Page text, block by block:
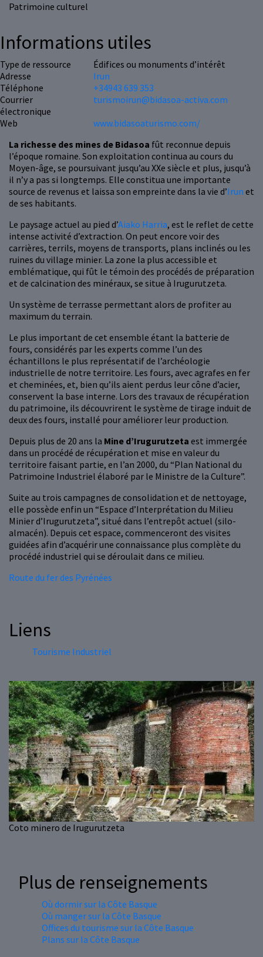
Patrimoine culturel
La richesse des mines de Bidasoa fût reconnue depuis
l’époque romaine. Son exploitation continua au cours du
Moyen-âge, se poursuivant jusqu’au XXe siècle et plus, jusqu’à
il n’y a pas si longtemps. Elle constitua une importante
source de revenus et laissa son empreinte dans la vie d’Irun et
de ses habitants.
Le paysage actuel au pied d’Aiako Harria, est le reflet de cette
intense activité d’extraction. On peut encore voir des
carrières, terrils, moyens de transports, plans inclinés ou les
ruines du village minier. La zone la plus accessible et
emblématique, qui fût le témoin des procédés de préparation
et de calcination des minéraux, se situe à Irugurutzeta.
Un système de terrasse permettant alors de profiter au
maximum du terrain.
Le plus important de cet ensemble étant la batterie de
fours, considérés par les experts comme l’un des
échantillons le plus représentatif de l’archéologie
industrielle de notre territoire. Les fours, avec agrafes en fer
et cheminées, et, bien qu’ils aient perdus leur cône d’acier,
conservent la base interne. Lors des travaux de récupération
du patrimoine, ils découvrirent le système de tirage induit de
deux des fours, installé pour améliorer leur production.
Depuis plus de 20 ans la Mine d’Irugurutzeta est immergée
dans un procédé de récupération et mise en valeur du
territoire faisant partie, en l’an 2000, du “Plan National du
Patrimoine Industriel élaboré par le Ministre de la Culture”.
Suite au trois campagnes de consolidation et de nettoyage,
elle possède enfin un “Espace d’Interprétation du Milieu
Minier d’Irugurutzeta”, situé dans l’entrepôt actuel (silo-
almacén). Depuis cet espace, commenceront des visites
guidées afin d’acquérir une connaissance plus complète du
procédé industriel qui se déroulait dans ce milieu.
Route du fer des Pyrénées
Informations utiles
Type de ressource
Édifices ou monuments d’intérêt
Adresse
Irun
Téléphone
+34943 639 353
Courrier
électronique
turismoirun@bidasoa-activa.com
Web
www.bidasoaturismo.com/
Liens
Tourisme Industriel
Coto minero de Irugurutzeta
Plus de renseignements
Où dormir sur la Côte Basque
Où manger sur la Côte Basque
Offices du tourisme sur la Côte Basque
Plans sur la Côte Basque